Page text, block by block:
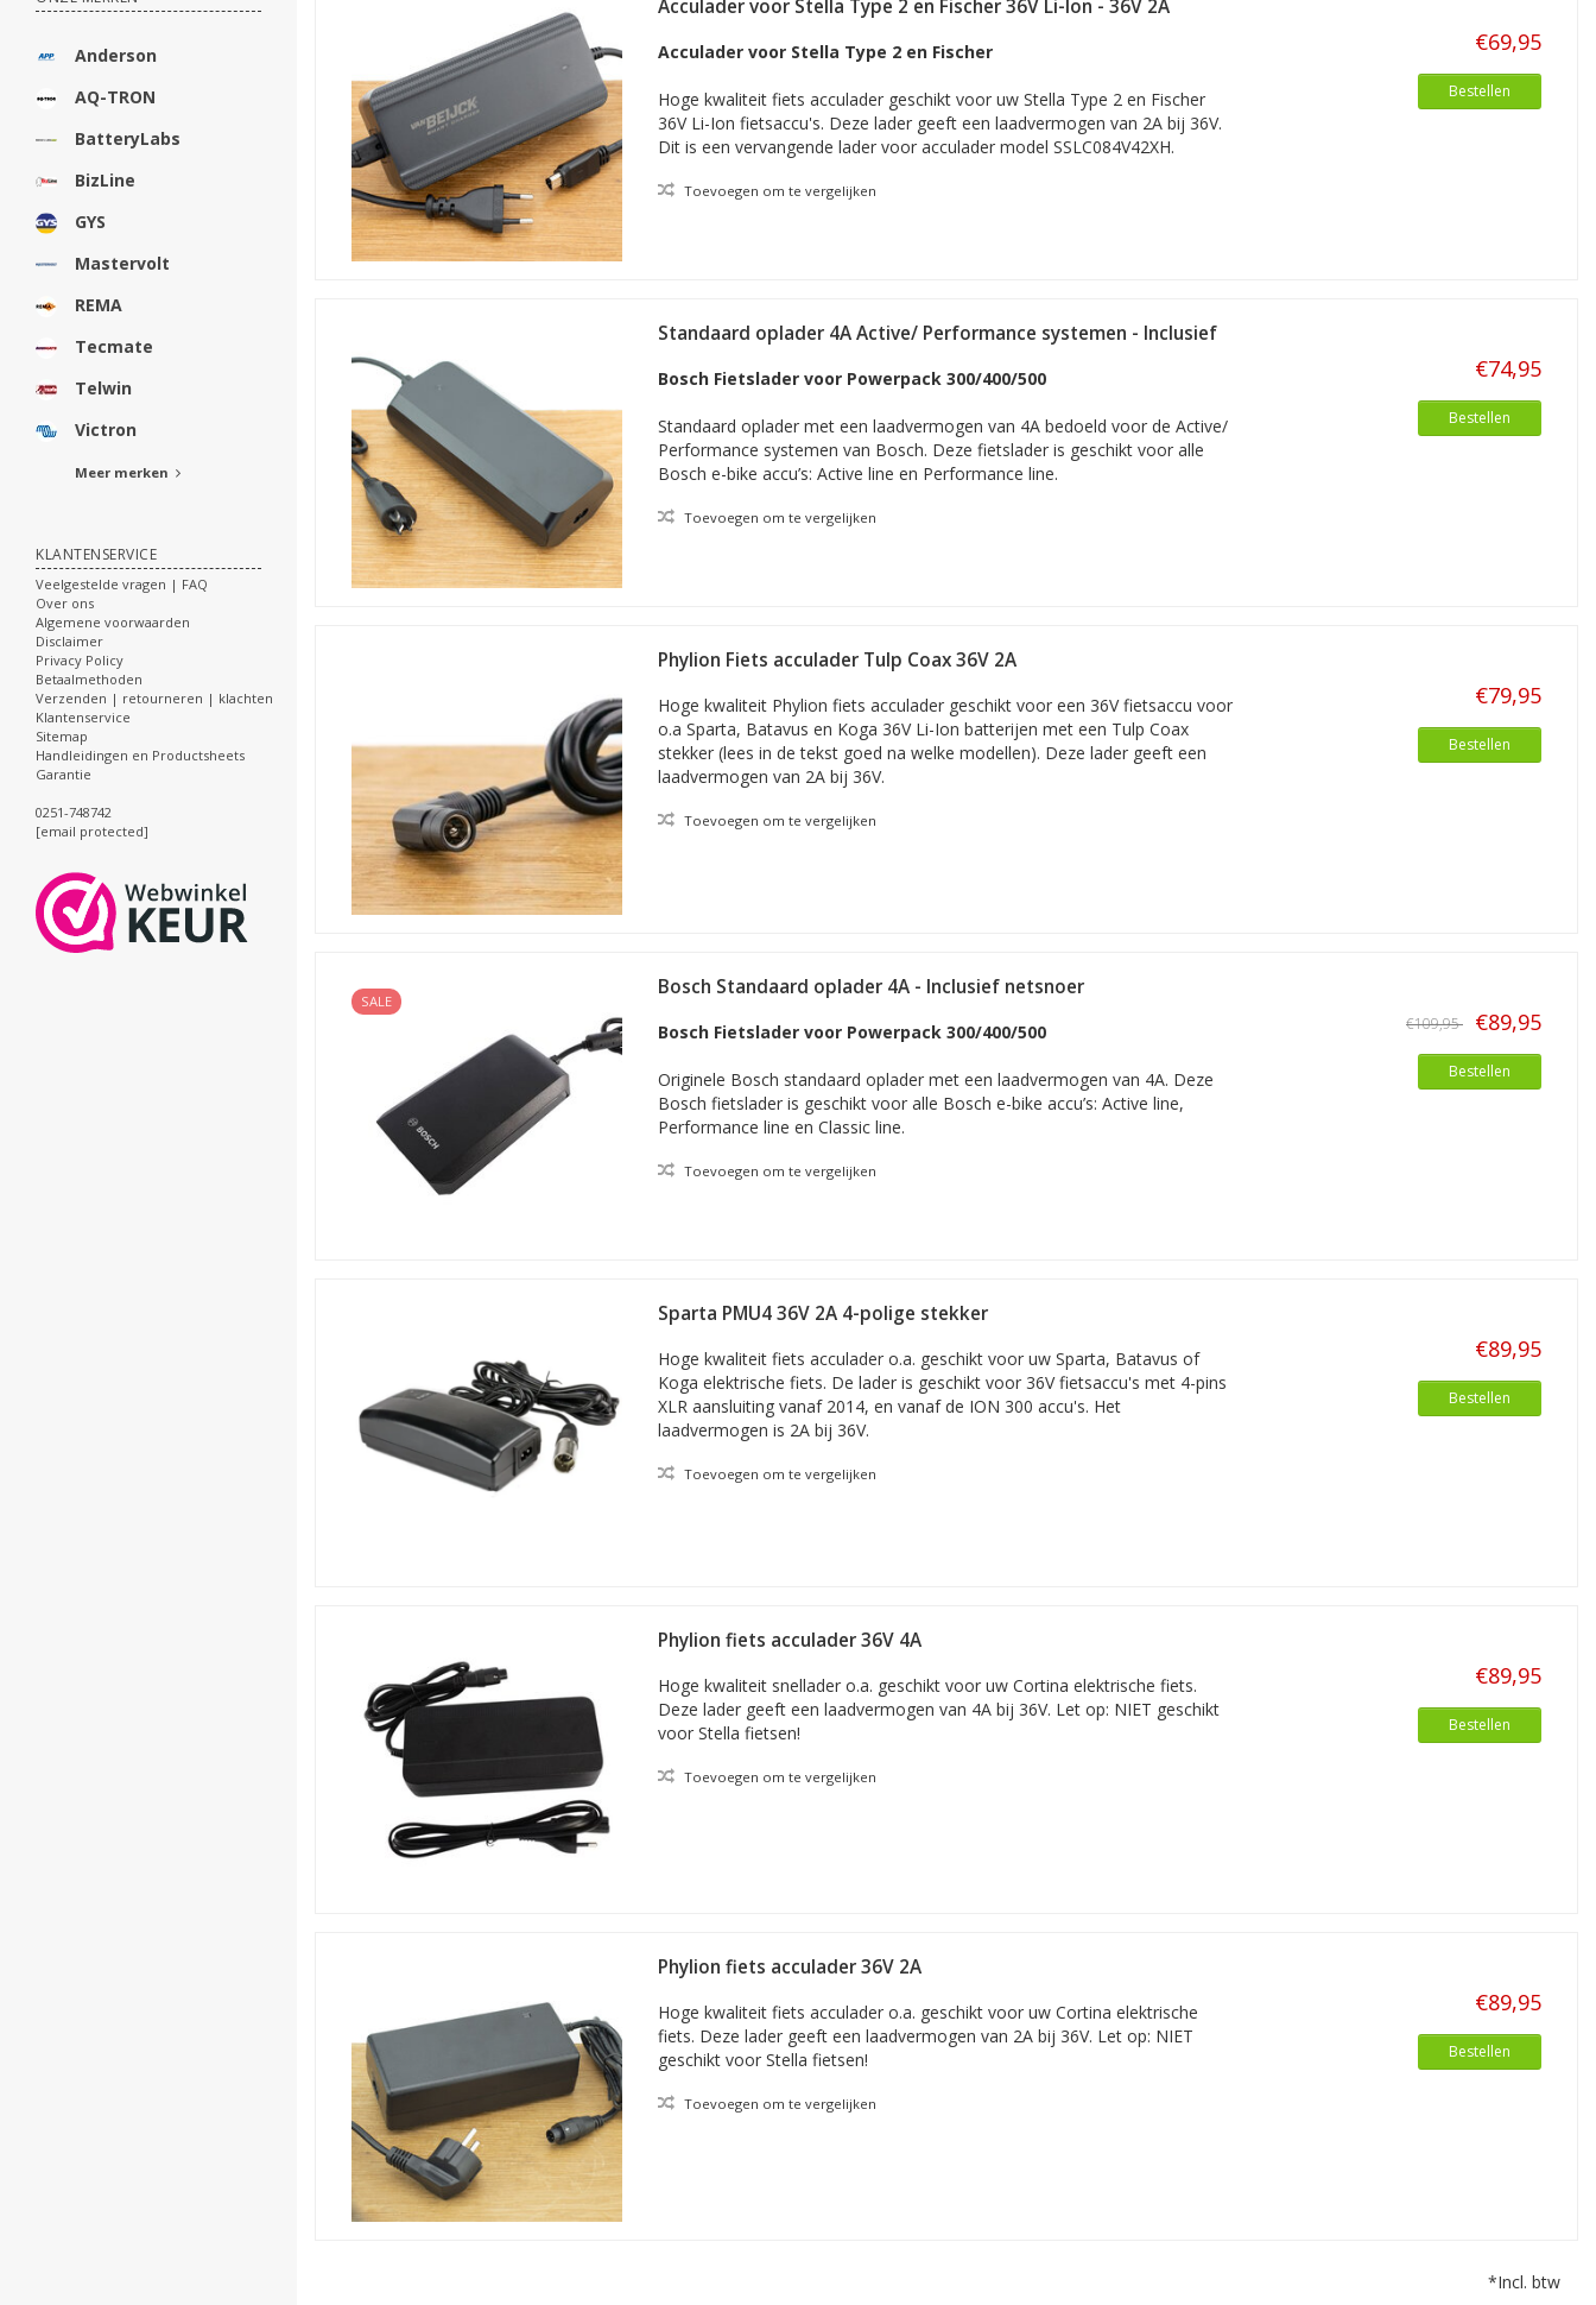
Anderson
AQ-TRON
BatteryLabs
BizLine
GYS
Mastervolt
REMA
Tecmate
Telwin
Victron
Meer merken
KLANTENSERVICE
Veelgestelde vragen | FAQ
Over ons
Algemene voorwaarden
Disclaimer
Privacy Policy
Betaalmethoden
Verzenden | retourneren | klachten
Klantenservice
Sitemap
Handleidingen en Productsheets
Garantie
0251-748742
[email protected]
Acculader voor Stella Type 2 en Fischer 36V Li-Ion - 36V 2A
Acculader voor Stella Type 2 en Fischer
Hoge kwaliteit fiets acculader geschikt voor uw Stella Type 2 en Fischer
36V Li-Ion fietsaccu's. Deze lader geeft een laadvermogen van 2A bij 36V.
Dit is een vervangende lader voor acculader model SSLC084V42XH.
Toevoegen om te vergelijken
€69,95
Bestellen
Standaard oplader 4A Active/ Performance systemen - Inclusief
Bosch Fietslader voor Powerpack 300/400/500
Standaard oplader met een laadvermogen van 4A bedoeld voor de Active/
Performance systemen van Bosch. Deze fietslader is geschikt voor alle
Bosch e-bike accu’s: Active line en Performance line.
Toevoegen om te vergelijken
€74,95
Bestellen
Phylion Fiets acculader Tulp Coax 36V 2A
Hoge kwaliteit Phylion fiets acculader geschikt voor een 36V fietsaccu voor
o.a Sparta, Batavus en Koga 36V Li-Ion batterijen met een Tulp Coax
stekker (lees in de tekst goed na welke modellen). Deze lader geeft een
laadvermogen van 2A bij 36V.
Toevoegen om te vergelijken
€79,95
Bestellen
SALE
Bosch Standaard oplader 4A - Inclusief netsnoer
Bosch Fietslader voor Powerpack 300/400/500
Originele Bosch standaard oplader met een laadvermogen van 4A. Deze
Bosch fietslader is geschikt voor alle Bosch e-bike accu’s: Active line,
Performance line en Classic line.
Toevoegen om te vergelijken
€109,95 €89,95
Bestellen
Sparta PMU4 36V 2A 4-polige stekker
Hoge kwaliteit fiets acculader o.a. geschikt voor uw Sparta, Batavus of
Koga elektrische fiets. De lader is geschikt voor 36V fietsaccu's met 4-pins
XLR aansluiting vanaf 2014, en vanaf de ION 300 accu's. Het
laadvermogen is 2A bij 36V.
Toevoegen om te vergelijken
€89,95
Bestellen
Phylion fiets acculader 36V 4A
Hoge kwaliteit snellader o.a. geschikt voor uw Cortina elektrische fiets.
Deze lader geeft een laadvermogen van 4A bij 36V. Let op: NIET geschikt
voor Stella fietsen!
Toevoegen om te vergelijken
€89,95
Bestellen
Phylion fiets acculader 36V 2A
Hoge kwaliteit fiets acculader o.a. geschikt voor uw Cortina elektrische
fiets. Deze lader geeft een laadvermogen van 2A bij 36V. Let op: NIET
geschikt voor Stella fietsen!
Toevoegen om te vergelijken
€89,95
Bestellen
*Incl. btw